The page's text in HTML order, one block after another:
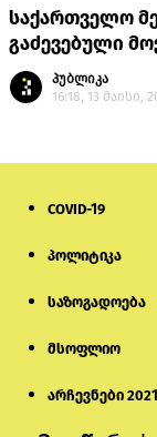
საქართველო
გაძევებული
პუბლიკა
16:18, 13 მაისი,
COVID-19
პოლიტიკა
საზოგადოება
მსოფლიო
არჩევნები 2021